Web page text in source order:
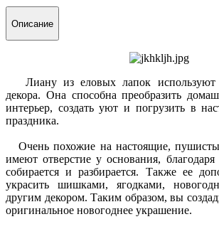
Описание
Лиану из еловых лапок используют
декора. Она способна преобразить
интерьер, создать уют и погрузить в
праздника.
Очень похожие на настоящие,
имеют отверстие у основания,
собирается и разбирается. Также ее
украсить шишками, ягодками,
другим декором. Таким образом, вы
оригинальное новогоднее украшение.